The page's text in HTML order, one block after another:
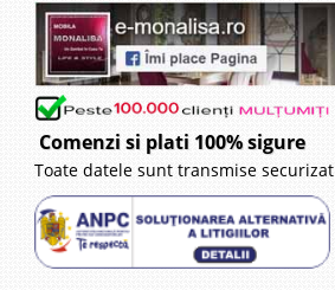
Comenzi si plati 100% sigure
Toate datele sunt transmise securizat